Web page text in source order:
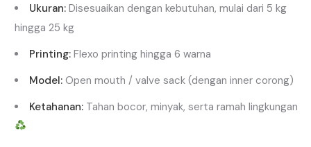
Ukuran: Disesuaikan dengan kebutuhan, mulai dari 5 kg
hingga 25 kg
Printing: Flexo printing hingga 6 warna
Model: Open mouth / valve sack (dengan inner corong)
Ketahanan: Tahan bocor, minyak, serta ramah lingkungan